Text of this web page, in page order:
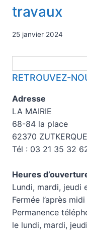
travaux
25 janvier 2024
RETROUVEZ-
Adresse
LA MAIRIE
68-84 la place
62370 ZUTKERQUE
Tél : 03 21 35 32
Heures
Lundi, mardi, jeudi
Fermée l’après midi
Permanence
le lundi, mardi,